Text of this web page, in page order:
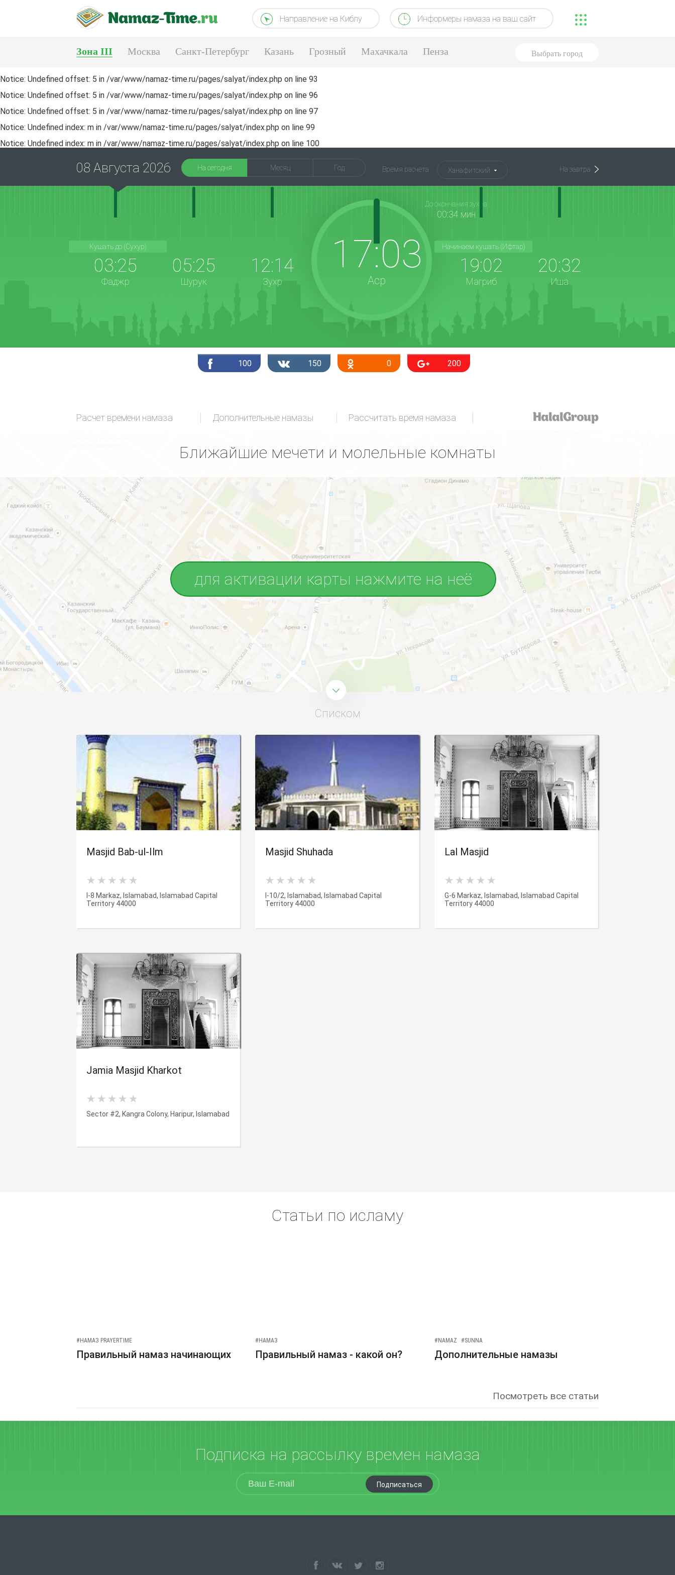
Информеры намаза на ваш сайт
Направление на Киблу
Зона III Москва Санкт-Петербург Казань Грозный Махачкала Пенза
Тюмень Екатеринбург
Выбрать город
Notice: Undefined offset: 5 in /var/www/namaz-time.ru/pages/salyat/index.php on line 93
Notice: Undefined offset: 5 in /var/www/namaz-time.ru/pages/salyat/index.php on line 96
Notice: Undefined offset: 5 in /var/www/namaz-time.ru/pages/salyat/index.php on line 97
Notice: Undefined index: m in /var/www/namaz-time.ru/pages/salyat/index.php on line 99
Notice: Undefined index: m in /var/www/namaz-time.ru/pages/salyat/index.php on line 100
08 Августа 2026 На сегодня Месяц Год Время расчета Ханафитский На завтра
Кушать до (Сухур)
03:25
Фаджр
05:25
Шурук
12:14
Зухр
До окончания зухра
00:34 мин
17:03
Аср
Начинаем кушать (Ифтар)
19:02
Магриб
20:32
Иша
100 150 0 200
Расчет времени намаза Дополнительные намазы Рассчитать время намаза
Ближайшие мечети и молельные комнаты
для активации карты нажмите на неё
Списком
Masjid Bab-ul-Ilm
I-8 Markaz, Islamabad, Islamabad Capital
Territory 44000
Masjid Shuhada
I-10/2, Islamabad, Islamabad Capital
Territory 44000
Lal Masjid
G-6 Markaz, Islamabad, Islamabad Capital
Territory 44000
Jamia Masjid Kharkot
Sector #2, Kangra Colony, Haripur, Islamabad
Статьи по исламу
#НАМАЗ PRAYERTIME
Правильный намаз начинающих
#НАМАЗ
Правильный намаз - какой он?
#NAMAZ #SUNNA
Дополнительные намазы
Посмотреть все статьи
Подписка на рассылку времен намаза
Подписаться